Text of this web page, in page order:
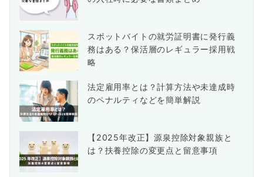
スポットバイトの就労証明書に発行義
務はある？保活層のレギュラー採用戦
略
法定雇用率とは？計算方法や未達成時
のペナルティなどを簡単解説
【2025年改正】源泉控除対象親族と
は？扶養控除の変更点と留意事項